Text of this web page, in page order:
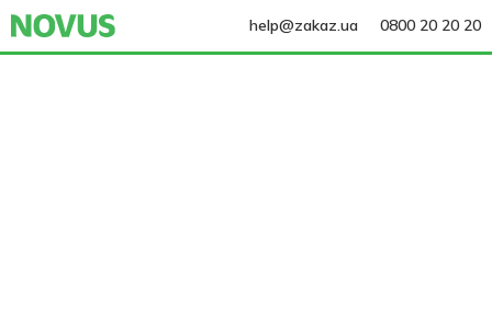
help@zakaz.ua 0800 20 20 20